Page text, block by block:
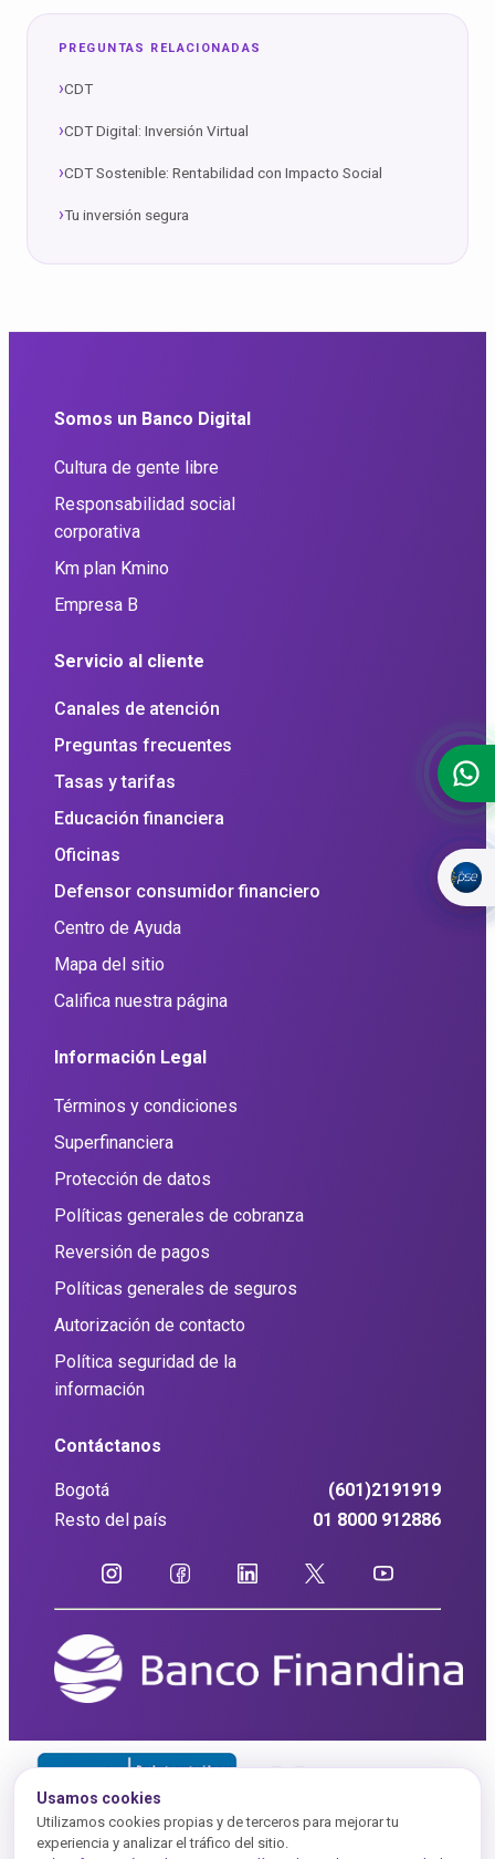
PREGUNTAS RELACIONADAS
CDT
CDT Digital: Inversión Virtual
CDT Sostenible: Rentabilidad con Impacto Social
Tu inversión segura
Somos un Banco Digital
Cultura de gente libre
Responsabilidad social
corporativa
Km plan Kmino
Empresa B
Servicio al cliente
Canales de atención
Preguntas frecuentes
Tasas y tarifas
Educación financiera
Oficinas
Defensor consumidor financiero
Centro de Ayuda
Mapa del sitio
Califica nuestra página
Información Legal
Términos y condiciones
Superfinanciera
Protección de datos
Políticas generales de cobranza
Reversión de pagos
Políticas generales de seguros
Autorización de contacto
Política seguridad de la
información
Contáctanos
Bogotá
(601)2191919
Resto del país
01 8000 912886
Usamos cookies
Utilizamos cookies propias y de terceros para mejorar tu
experiencia y analizar el tráfico del sitio.